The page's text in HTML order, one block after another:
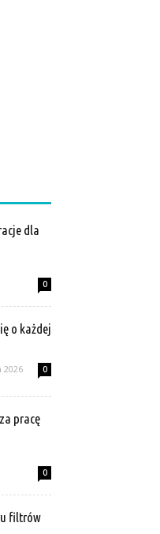
dla
0
o każdej
2026 0
pracę
0
filtrów